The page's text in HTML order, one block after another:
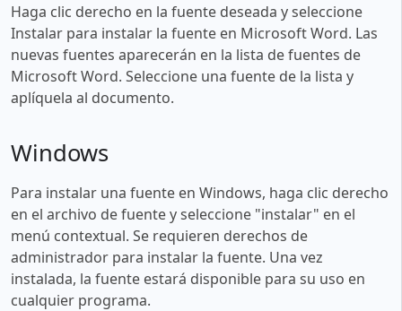
Haga clic derecho en la fuente deseada y seleccione
Instalar para instalar la fuente en Microsoft Word. Las
nuevas fuentes aparecerán en la lista de fuentes de
Microsoft Word. Seleccione una fuente de la lista y
aplíquela al documento.
Windows
Para instalar una fuente en Windows, haga clic derecho
en el archivo de fuente y seleccione "instalar" en el
menú contextual. Se requieren derechos de
administrador para instalar la fuente. Una vez
instalada, la fuente estará disponible para su uso en
cualquier programa.